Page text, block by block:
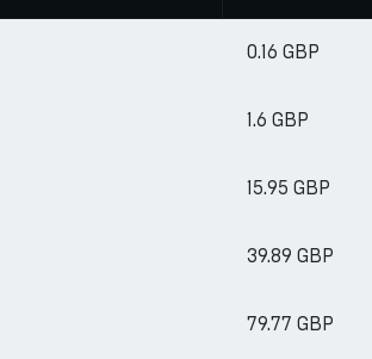
0.16 GBP
1.6 GBP
15.95 GBP
39.89 GBP
79.77 GBP